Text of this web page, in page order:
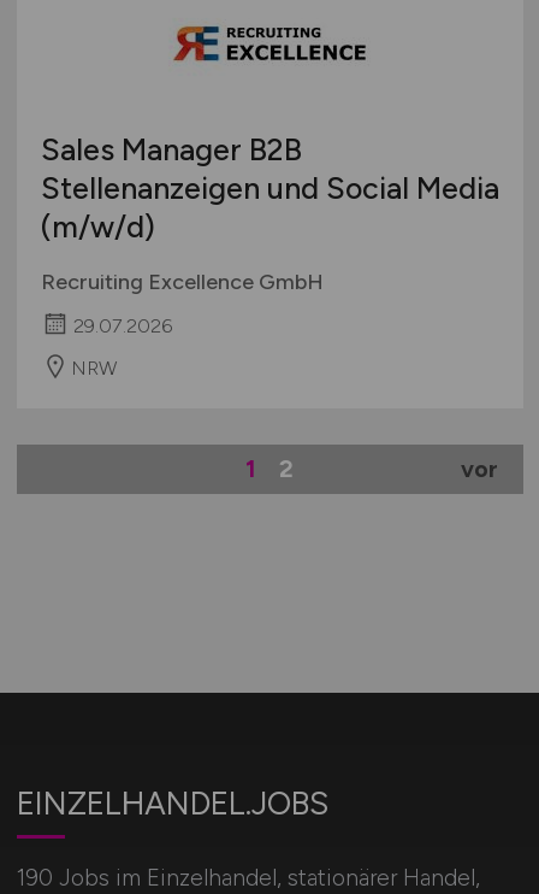
Sales Manager B2B
Stellenanzeigen und Social Media
(m/w/d)
Recruiting Excellence GmbH
29.07.2026
NRW
1 2 vor
EINZELHANDEL.JOBS
190 Jobs im Einzelhandel, stationärer Handel,